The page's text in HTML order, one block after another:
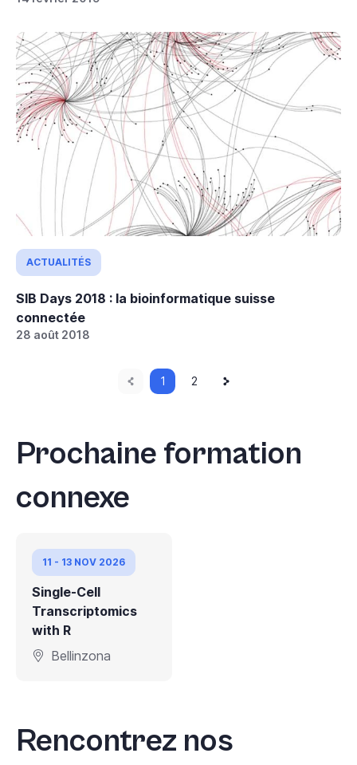
ACTUALITÉS
SIB Days 2018 : la bioinformatique suisse
connectée
28 août 2018
précédente
Current
page
1 Page
2
page
Prochaine formation
connexe
11 - 13 NOV 2026
Single-Cell
Transcriptomics
with R
Bellinzona
Rencontrez nos